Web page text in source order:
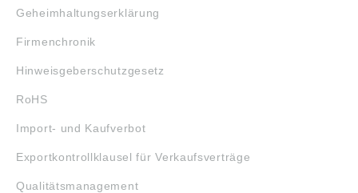
Geheimhaltungserklärung
Firmenchronik
Hinweisgeberschutzgesetz
RoHS
Import- und Kaufverbot
Exportkontrollklausel für Verkaufsverträge
Qualitätsmanagement